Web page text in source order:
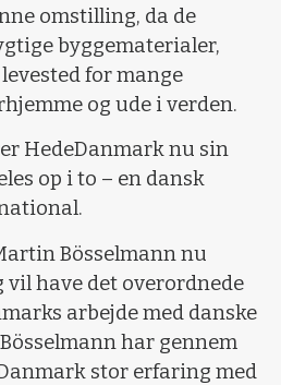
omstilling, da de
byggematerialer,
for mange
og ude i verden.
HedeDanmark nu sin
op i to – en dansk
Bösselmann nu
have det overordnede
arbejde med danske
har gennem
stor erfaring med